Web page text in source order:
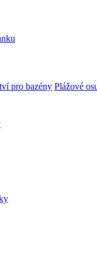
pro bazény Plážové